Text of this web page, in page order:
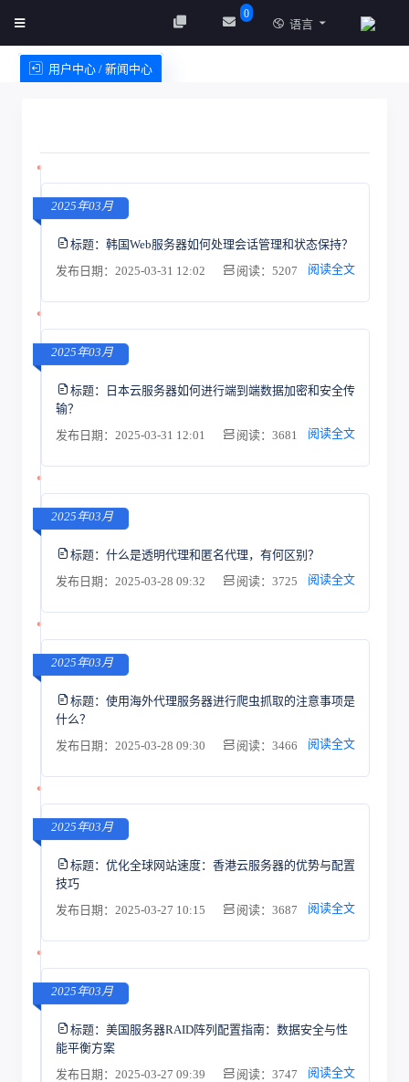
0
语言
用户中心 / 新闻中心
2025年03月
标题： 韩国Web服务器如何处理会话管理和状态保持？
发布日期：2025-03-31 12:02
阅读：5207 阅读全文
2025年03月
标题：
日本云服务器如何进行端到端数据加密和安全传
输？
发布日期：2025-03-31 12:01
阅读：3681 阅读全文
2025年03月
标题： 什么是透明代理和匿名代理，有何区别？
发布日期：2025-03-28 09:32
阅读：3725 阅读全文
2025年03月
标题： 使用海外代理服务器进行爬虫抓取的注意事项是
什么？
发布日期：2025-03-28 09:30
阅读：3466 阅读全文
2025年03月
标题： 优化全球网站速度：香港云服务器的优势与配置
技巧
发布日期：2025-03-27 10:15
阅读：3687 阅读全文
2025年03月
标题： 美国服务器RAID阵列配置指南：数据安全与性
能平衡方案
发布日期：2025-03-27 09:39
阅读：3747 阅读全文